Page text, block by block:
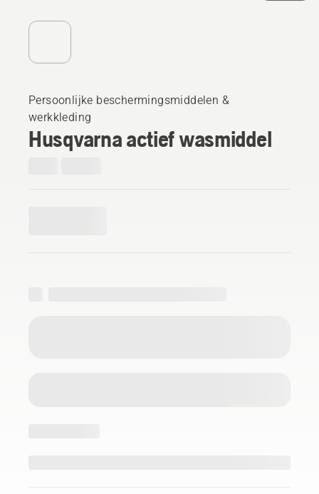
Persoonlijke beschermingsmiddelen &
werkkleding
Husqvarna actief wasmiddel